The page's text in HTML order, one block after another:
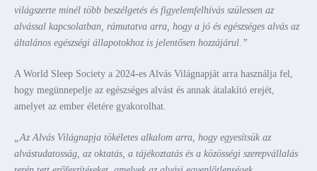
világszerte minél több beszélgetés és figyelemfelhívás szülessen az
alvással kapcsolatban, rámutatva arra, hogy a jó és egészséges alvás az
általános egészségi állapotokhoz is jelentősen hozzájárul.”
A World Sleep Society a 2024-es Alvás Világnapját arra használja fel,
hogy megünnepelje az egészséges alvást és annak átalakító erejét,
amelyet az ember életére gyakorolhat.
„Az Alvás Világnapja tökéletes alkalom arra, hogy egyesítsük az
alvástudatosság, az oktatás, a tájékoztatás és a közösségi szerepvállalás